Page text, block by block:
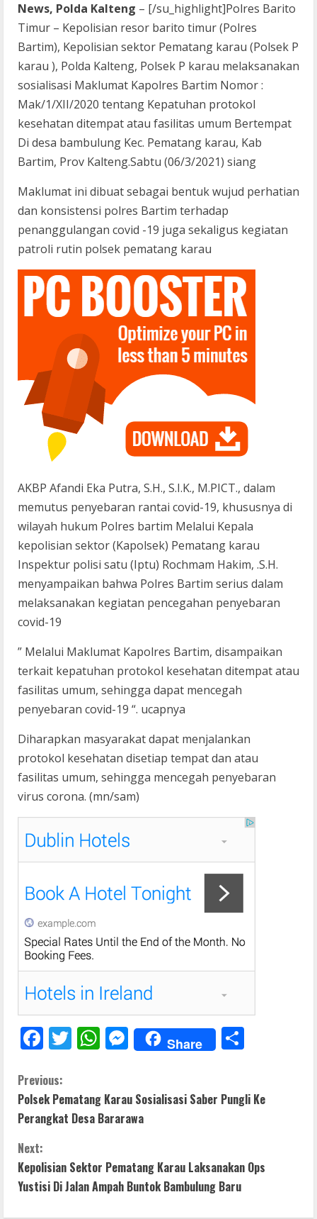
News, Polda Kalteng – [/su_highlight]Polres Barito
Timur – Kepolisian resor barito timur (Polres
Bartim), Kepolisian sektor Pematang karau (Polsek P
karau ), Polda Kalteng, Polsek P karau melaksanakan
sosialisasi Maklumat Kapolres Bartim Nomor :
Mak/1/XII/2020 tentang Kepatuhan protokol
kesehatan ditempat atau fasilitas umum Bertempat
Di desa bambulung Kec. Pematang karau, Kab
Bartim, Prov Kalteng.Sabtu (06/3/2021) siang
Maklumat ini dibuat sebagai bentuk wujud perhatian
dan konsistensi polres Bartim terhadap
penanggulangan covid -19 juga sekaligus kegiatan
patroli rutin polsek pematang karau
AKBP Afandi Eka Putra, S.H., S.I.K., M.PICT., dalam
memutus penyebaran rantai covid-19, khususnya di
wilayah hukum Polres bartim Melalui Kepala
kepolisian sektor (Kapolsek) Pematang karau
Inspektur polisi satu (Iptu) Rochmam Hakim, .S.H.
menyampaikan bahwa Polres Bartim serius dalam
melaksanakan kegiatan pencegahan penyebaran
covid-19
” Melalui Maklumat Kapolres Bartim, disampaikan
terkait kepatuhan protokol kesehatan ditempat atau
fasilitas umum, sehingga dapat mencegah
penyebaran covid-19 “. ucapnya
Diharapkan masyarakat dapat menjalankan
protokol kesehatan disetiap tempat dan atau
fasilitas umum, sehingga mencegah penyebaran
virus corona. (mn/sam)
F
e
b
o
k
T
er
W
s
A
p
M
e
e
n
er
Share
e
C
o
n
t
Previous:
Polsek Pematang Karau Sosialisasi Saber Pungli Ke
Perangkat Desa Bararawa
Next:
Kepolisian Sektor Pematang Karau Laksanakan Ops
Yustisi Di Jalan Ampah Buntok Bambulung Baru